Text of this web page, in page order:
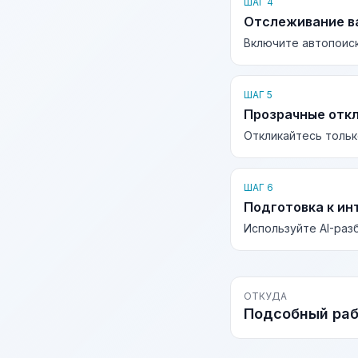
Отслеживание
Включите
ШАГ 5
Прозрачные
Откликайтесь
ШАГ 6
Подготовка к
Используйте AI-
ОТКУДА
Подсобный